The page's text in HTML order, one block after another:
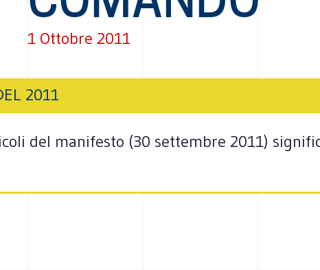
1 Ottobre 2011
2011
del manifesto (30 settembre 2011)